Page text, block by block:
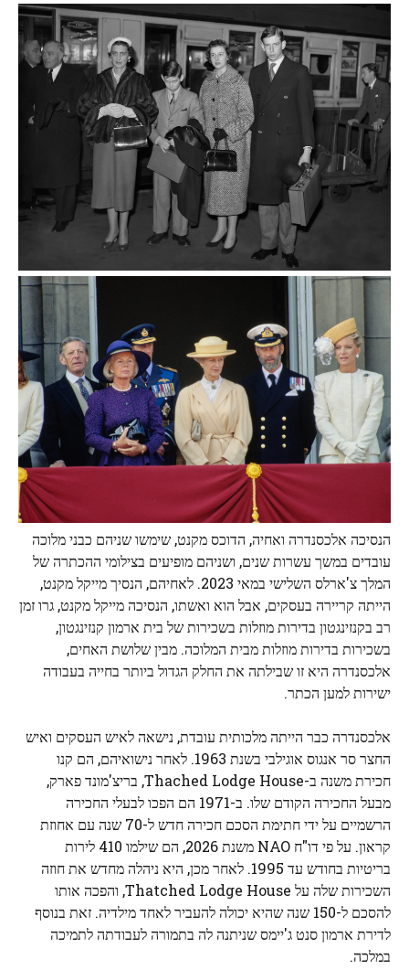
הנסיכה אלכסנדרה ואחיה, הדוכס מקנט, שימשו שניהם כבני מלוכה
עובדים במשך עשרות שנים, ושניהם מופיעים בצילומי ההכתרה של
המלך צ'ארלס השלישי במאי 2023. לאחיהם, הנסיך מייקל מקנט,
הייתה קריירה בעסקים, אבל הוא ואשתו, הנסיכה מייקל מקנט, גרו זמן
רב בקנזינגטון בדירות מוזלות בשכירות של בית ארמון קנזינגטון,
בשכירות בדירות מוזלות מבית המלוכה. מבין שלושת האחים,
אלכסנדרה היא זו שבילתה את החלק הגדול ביותר בחייה בעבודה
ישירות למען הכתר.
אלכסנדרה כבר הייתה מלכותית עובדת, נישאה לאיש העסקים ואיש
החצר סר אנגוס אוגילבי בשנת 1963. לאחר נישואיהם, הם קנו
חכירת משנה ב-Thached Lodge House, בריצ'מונד פארק,
מבעל החכירה הקודם שלו. ב-1971 הם הפכו לבעלי החכירה
הרשמיים על ידי חתימת הסכם חכירה חדש ל-70 שנה עם אחוזת
קראון. על פי דו"ח NAO משנת 2026, הם שילמו 410 לירות
בריטיות בחודש עד 1995. לאחר מכן, היא ניהלה מחדש את חוזה
השכירות שלה על Thatched Lodge House, והפכה אותו
להסכם ל-150 שנה שהיא יכולה להעביר לאחד מילדיה. זאת בנוסף
לדירת ארמון סנט ג'יימס שניתנה לה בתמורה לעבודתה לתמיכה
במלכה.